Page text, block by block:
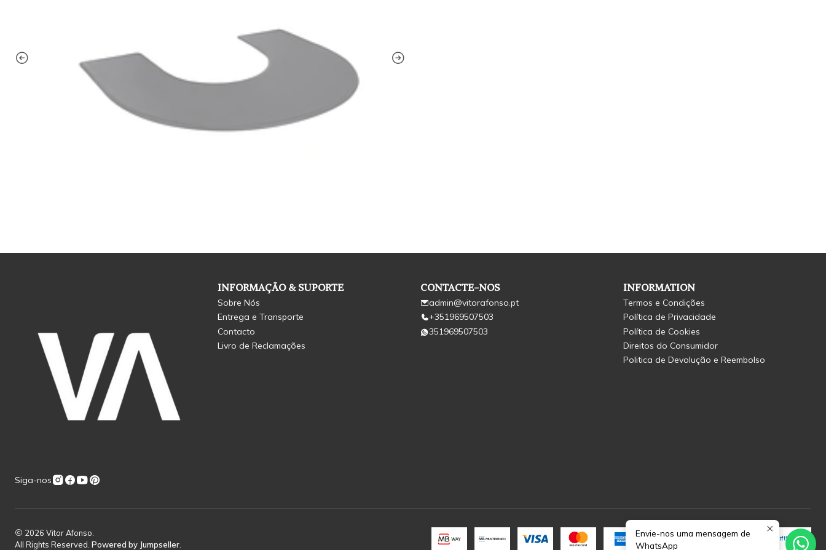
Siga-nos
INFORMAÇÃO & SUPORTE
Sobre Nós
Entrega e Transporte
Contacto
Livro de Reclamações
CONTACTE-NOS
admin@vitorafonso.pt
+351969507503
351969507503
INFORMATION
Termos e Condições
Política de Privacidade
Política de Cookies
Direitos do Consumidor
Politica de Devolução e Reembolso
2026 Vitor Afonso.
All Rights Reserved. Powered by Jumpseller
Envie-nos uma mensagem de
WhatsApp